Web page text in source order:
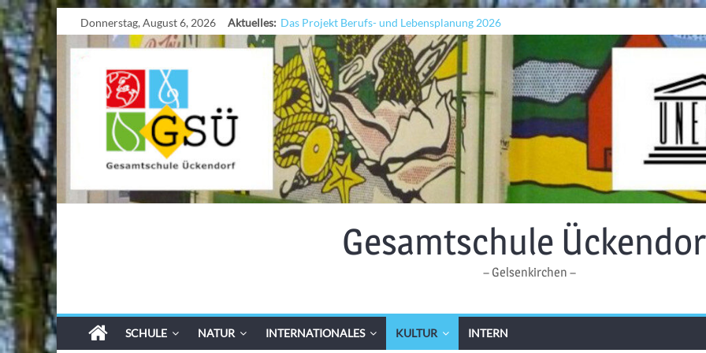
Donnerstag, August 6, 2026 Aktuelles: Das Projekt Berufs- und Lebensplanung 2026
UNESCO Stadtradeln „Grenzen überwinden“
KCC-Workshop
Sicherheit auf den Wellen: Lehrkräfte bilden sich in Alicante fort
Ferien!!!
Gesamtschule
– Gelsenkirchen –
SCHULE NATUR INTERNATIONALES KULTUR INTERN